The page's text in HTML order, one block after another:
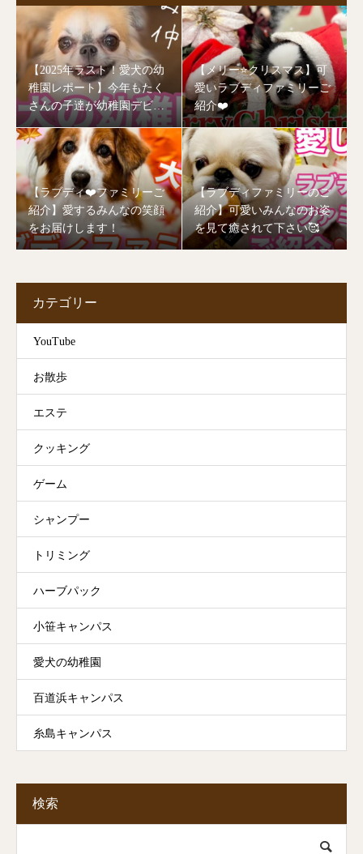
【2025年ラスト！愛犬の幼
稚園レポート】今年もたく
さんの子達が幼稚園デビュ
ーしました🥰
【メリー⭐️クリスマス】可
愛いラブディファミリーご
紹介❤️
【ラブディ❤️ファミリーご
紹介】愛するみんなの笑顔
をお届けします！
【ラブディファミリーのご
紹介】可愛いみんなのお姿
を見て癒されて下さい🥰
カテゴリー
YouTube
お散歩
エステ
クッキング
ゲーム
シャンプー
トリミング
ハーブパック
小笹キャンパス
愛犬の幼稚園
百道浜キャンパス
糸島キャンパス
検索